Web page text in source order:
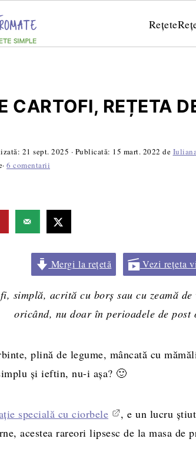
Rețete
CARTOFI, REȚETA
21 sept. 2025 · Publicată: 15 mart. 2022 de
6 comentarii
Mergi la rețetă Vezi rețeta
simplă, acrită cu borș sau cu zeamă de
oricând, nu doar în perioadele de post
plină de legume, mâncată cu
și ieftin, nu-i așa? 🙂
specială cu ciorbele , e un lucru
acestea rareori lipsesc de la masa de